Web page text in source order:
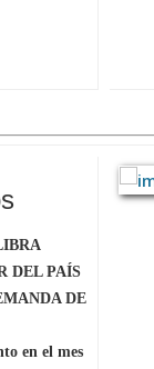
DEL PAÍS
DE
en el mes